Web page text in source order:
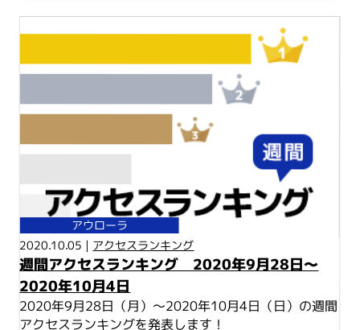
アウローラ
2020.10.05 | アクセスランキング
週間アクセスランキング 2020年9月28日～
2020年10月4日
2020年9月28日（月）～2020年10月4日（日）の週間
アクセスランキングを発表します！